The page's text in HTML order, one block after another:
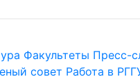
Факультеты Пресс-
совет Работа в